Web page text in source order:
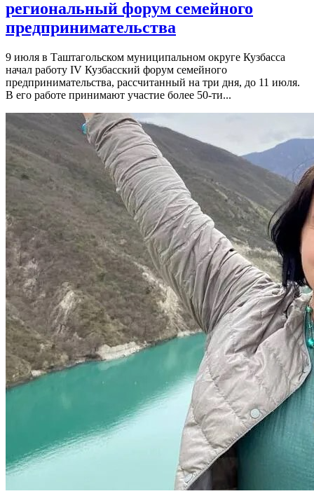
региональный форум семейного
предпринимательства
9 июля в Таштагольском муниципальном округе Кузбасса
начал работу IV Кузбасский форум семейного
предпринимательства, рассчитанный на три дня, до 11 июля.
В его работе принимают участие более 50-ти...